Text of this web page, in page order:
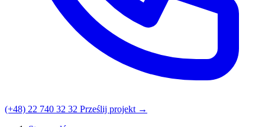
(+48) 22 740 32 32 Prześlij projekt →